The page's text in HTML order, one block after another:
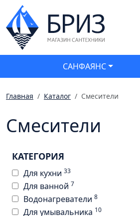
САНФАЯНС
Главная Каталог Смесители
Смесители
КАТЕГОРИЯ
Для кухни 33
Для ванной 7
Водонагреватели 8
Для умывальника 10